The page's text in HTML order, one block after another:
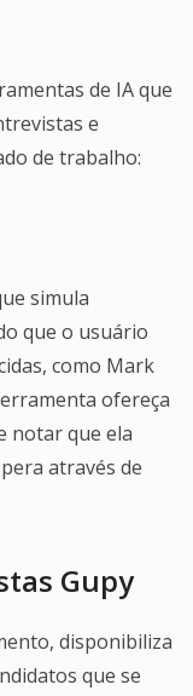
de IA que
e
de trabalho:
simula
que o usuário
como Mark
ofereça
notar que ela
através de
Gupy
disponibiliza
que se